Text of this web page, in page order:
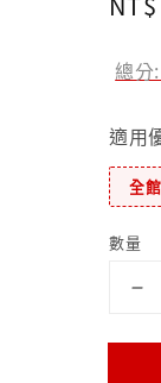
總分:
適用
全
數量